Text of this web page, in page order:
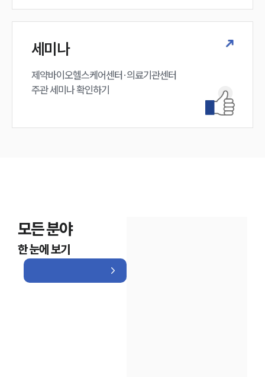
세미나
제약바이오헬스케어센터·의료기관센터
주관 세미나 확인하기
모든 분야
한 눈에 보기